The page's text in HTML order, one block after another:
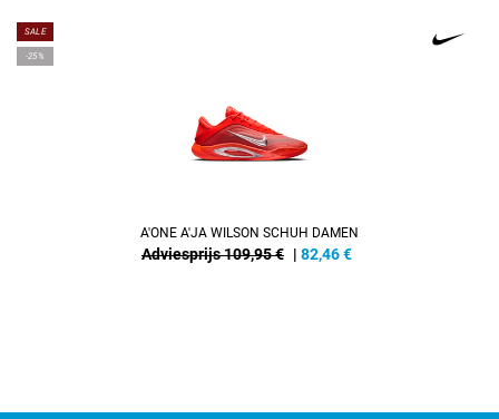
SALE
-25%
A'ONE A'JA WILSON SCHUH DAMEN
Adviesprijs 109,95 € | 82,46€